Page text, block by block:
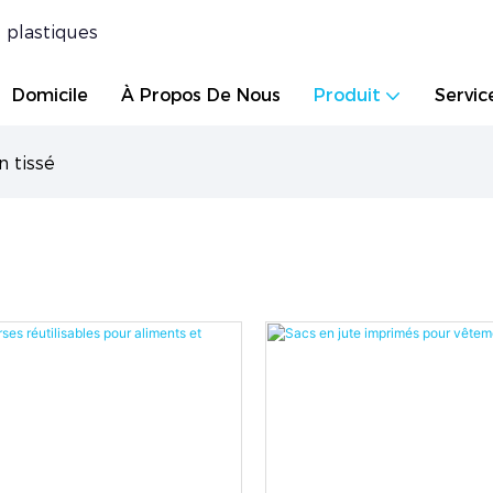
plastiques
Domicile À Propos De Nous Produit
tissé